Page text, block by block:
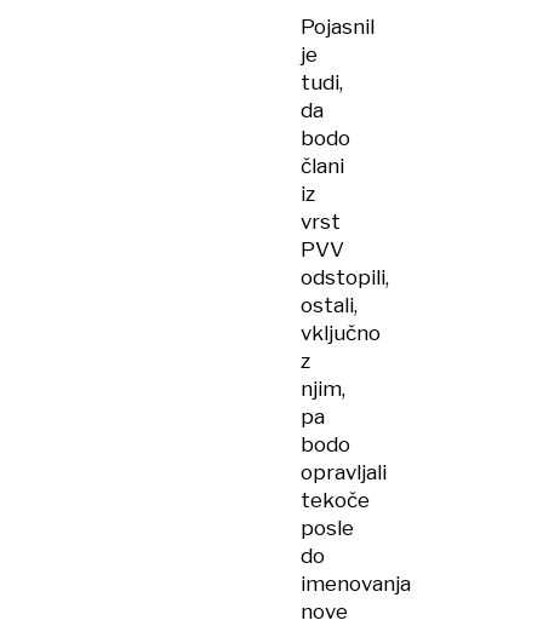
Pojasnil
je
tudi,
da
bodo
člani
iz
vrst
PVV
odstopili,
ostali,
vključno
z
njim,
pa
bodo
opravljali
tekoče
posle
do
imenovanja
nove